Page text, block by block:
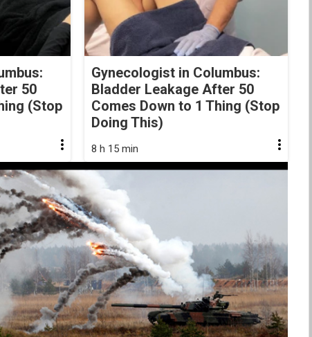
50
(Stop
Gynecologist in Columbus:
Bladder Leakage After 50
Comes Down to 1 Thing (Stop
Doing This)
8 h 15 min